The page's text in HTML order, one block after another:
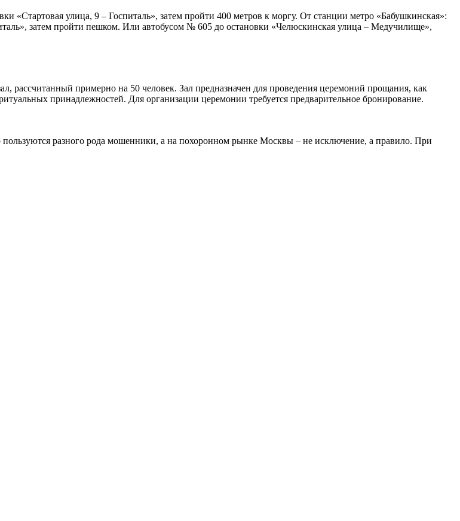
«Стартовая улица, 9 – Госпиталь», затем пройти 400 метров к моргу. От станции метро «Бабушкинская»:
затем пройти пешком. Или автобусом № 605 до остановки «Челюскинская улица – Медучилище»,
рассчитанный примерно на 50 человек. Зал предназначен для проведения церемоний прощания, как
принадлежностей. Для организации церемонии требуется предварительное бронирование.
разного рода мошенники, а на похоронном рынке Москвы – не исключение, а правило. При